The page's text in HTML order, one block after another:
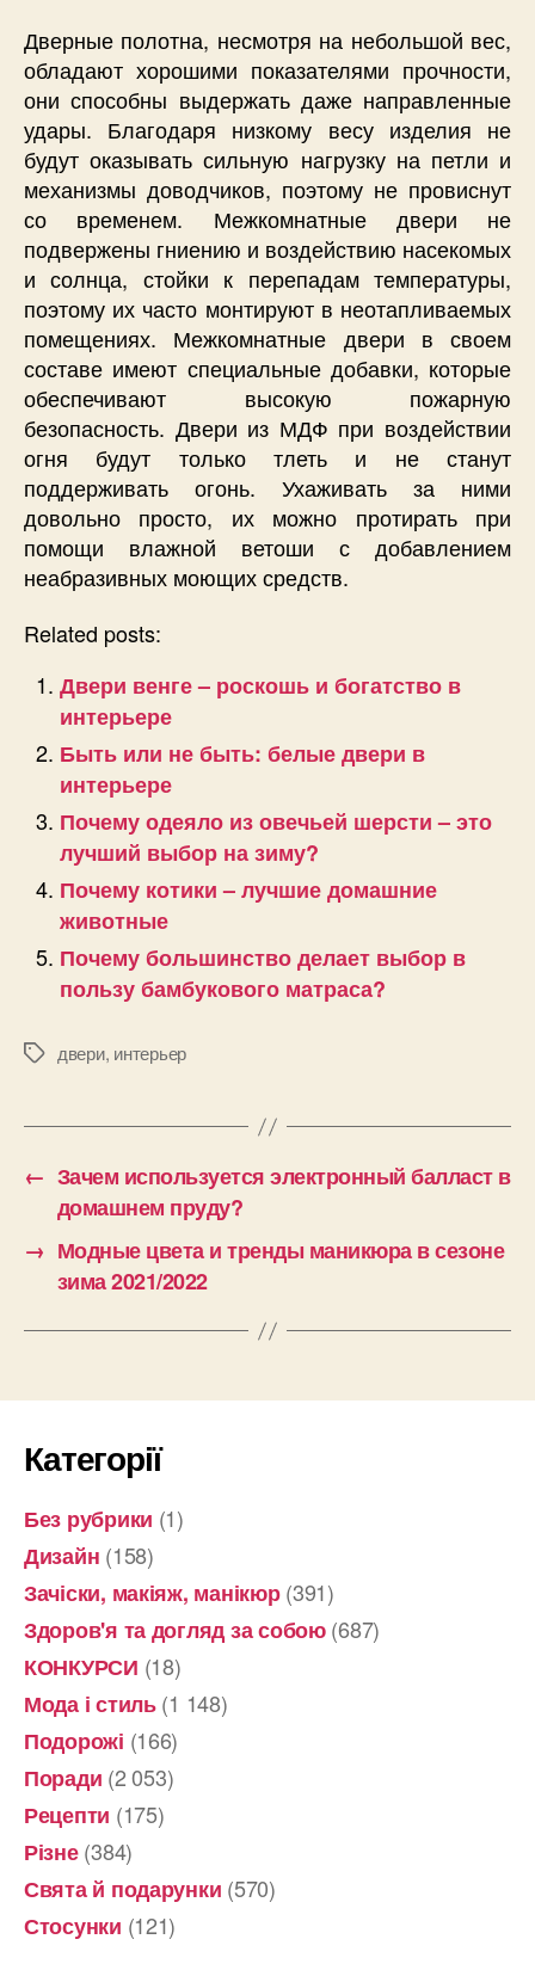
Дверные полотна, несмотря на небольшой вес,
обладают хорошими показателями прочности,
они способны выдержать даже направленные
удары. Благодаря низкому весу изделия не
будут оказывать сильную нагрузку на петли и
механизмы доводчиков, поэтому не провиснут
со временем. Межкомнатные двери не
подвержены гниению и воздействию насекомых
и солнца, стойки к перепадам температуры,
поэтому их часто монтируют в неотапливаемых
помещениях. Межкомнатные двери в своем
составе имеют специальные добавки, которые
обеспечивают высокую пожарную
безопасность. Двери из МДФ при воздействии
огня будут только тлеть и не станут
поддерживать огонь. Ухаживать за ними
довольно просто, их можно протирать при
помощи влажной ветоши с добавлением
неабразивных моющих средств.
Related posts:
Двери венге – роскошь и богатство в
интерьере
Быть или не быть: белые двери в
интерьере
Почему одеяло из овечьей шерсти – это
лучший выбор на зиму?
Почему котики – лучшие домашние
животные
Почему большинство делает выбор в
пользу бамбукового матраса?
Позначки
двери, интерьер
← Зачем используется электронный балласт в
домашнем пруду?
→ Модные цвета и тренды маникюра в сезоне
зима 2021/2022
Категорії
Без рубрики (1)
Дизайн (158)
Зачіски, макіяж, манікюр(391)
Здоров'я та догляд за собою(687)
КОНКУРСИ (18)
Мода і стиль(1 148)
Подорожі (166)
Поради (2 053)
Рецепти (175)
Різне(384)
Свята й подарунки (570)
Стосунки (121)